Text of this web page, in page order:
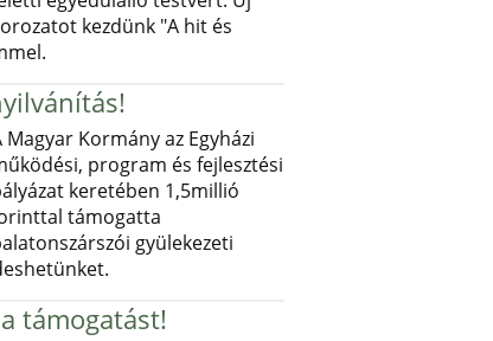
kezdünk "A hit és
Magyar Kormány az Egyházi
program és fejlesztési
keretében 1,5millió
támogatta
gyülekezeti
támogatást!